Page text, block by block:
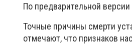
По предварительной
Точные причины смерти
отмечают, что признаков